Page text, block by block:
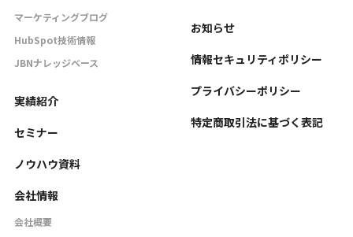
マーケティングブログ
HubSpot技術情報
JBNナレッジベース
実績紹介
セミナー
ノウハウ資料
会社情報
会社概要
お知らせ
情報セキュリティポリシー
プライバシーポリシー
特定商取引法に基づく表記